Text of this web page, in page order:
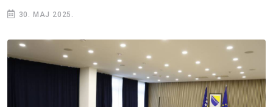
30. MAJ 2025.